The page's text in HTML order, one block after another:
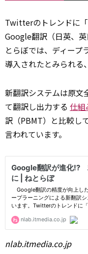
Twitterのトレンドに
Google翻訳（日英、
とらぼでは、ディープ
導入されたとみられる
新翻訳システムは原文
て翻訳し出力する 仕組
訳（PBMT）と比較し
言われています。
nlab.itmedia.co.jp